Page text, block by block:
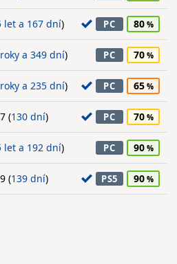
let a 167 dní) PC 80
a 349 dní) PC 70
a 235 dní) PC 65
(130 dní) PC 70
let a 192 dní) PC 90
(139 dní) PS5 90